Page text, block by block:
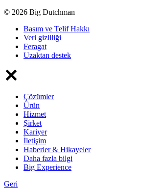
© 2026 Big Dutchman
Basım ve Telif Hakkı
Veri gizliliği
Feragat
Uzaktan destek
Çözümler
Ürün
Hizmet
Şirket
Kariyer
İletişim
Haberler & Hikayeler
Daha fazla bilgi
Big Experience
Geri